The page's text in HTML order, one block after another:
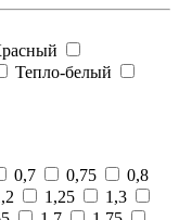
Тепло-белый
0,7 0,75
0,8
1,25
1,3